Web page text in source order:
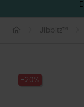
Jibbitz™
-20%